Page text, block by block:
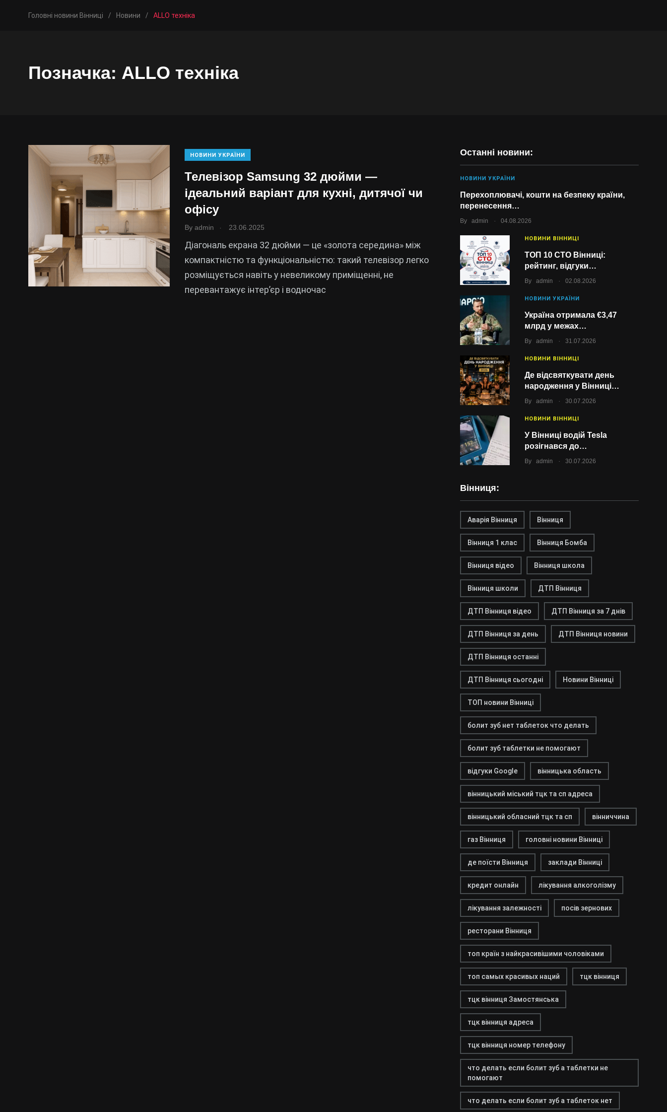
Головні новини Вінниці / Новини / ALLO техніка
Позначка: ALLO техніка
НОВИНИ УКРАЇНИ
Телевізор Samsung 32 дюйми —
ідеальний варіант для кухні, дитячої чи
офісу
By admin 23.06.2025
Діагональ екрана 32 дюйми — це «золота середина» між
компактністю та функціональністю: такий телевізор легко
розміщується навіть у невеликому приміщенні, не
перевантажує інтер’єр і водночас
Останні новини:
НОВИНИ УКРАЇНИ
Перехоплювачі, кошти на безпеку країни,
перенесення…
By admin . 04.08.2026
НОВИНИ ВІННИЦІ
ТОП 10 СТО Вінниці:
рейтинг, відгуки…
By admin . 02.08.2026
НОВИНИ УКРАЇНИ
Україна отримала €3,47
млрд у межах…
By admin . 31.07.2026
НОВИНИ ВІННИЦІ
Де відсвяткувати день
народження у Вінниці…
By admin . 30.07.2026
НОВИНИ ВІННИЦІ
У Вінниці водій Tesla
розігнався до…
By admin . 30.07.2026
Вінниця:
Аварія Вінниця Вінниця
Вінниця 1 клас Вінниця Бомба
Вінниця відео Вінниця школа
Вінниця школи ДТП Вінниця
ДТП Вінниця відео ДТП Вінниця за 7 днів
ДТП Вінниця за день ДТП Вінниця новини
ДТП Вінниця останні
ДТП Вінниця сьогодні Новини Вінниці
ТОП новини Вінниці
болит зуб нет таблеток что делать
болит зуб таблетки не помогают
відгуки Google вінницька область
вінницький міський тцк та сп адреса
вінницький обласний тцк та сп вінниччина
газ Вінниця головні новини Вінниці
де поїсти Вінниця заклади Вінниці
кредит онлайн лікування алкоголізму
лікування залежності посів зернових
ресторани Вінниця
топ країн з найкрасивішими чоловіками
топ самых красивых наций тцк вінниця
тцк вінниця Замостянська
тцк вінниця адреса
тцк вінниця номер телефону
что делать если болит зуб а таблетки не
помогают
что делать если болит зуб а таблеток нет